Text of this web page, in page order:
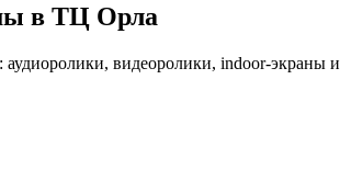
в ТЦ Орла
: аудиоролики, видеоролики, indoor-экраны